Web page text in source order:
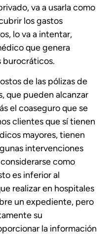
va a usarla como
los gastos
lo va a intentar,
que genera
burocráticos.
de las pólizas de
que pueden alcanzar
el coaseguro que se
clientes que sí tienen
mayores, tienen
intervenciones
como
es inferior al
realizar en hospitales
un expediente, pero
su
la información